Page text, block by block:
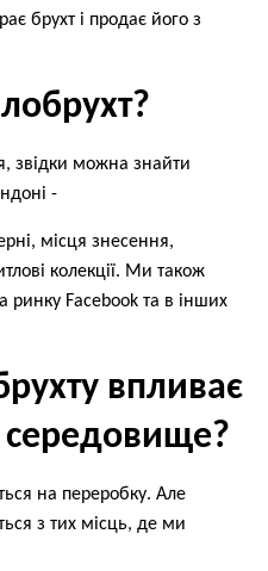
брухт і продає його з
звідки можна знайти
-
місця знесення,
колекції. Ми також
Facebook та в інших
впливає
на переробку. Але
з тих місць, де ми